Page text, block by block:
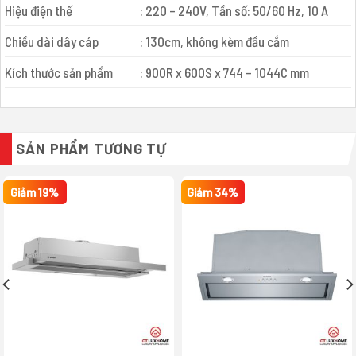
Hiệu điện thế
: 220 – 240V, Tần số: 50/60 Hz, 10 A
Chiều dài dây cáp
: 130cm, không kèm đầu cắm
Kích thước sản phẩm
: 900R x 600S x 744 – 1044C mm
SẢN PHẨM TƯƠNG TỰ
Giảm 19% Giảm 34%